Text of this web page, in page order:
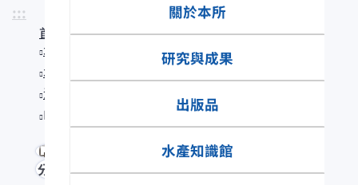
關於本所
研究與成果
出版品
水產知識館
:::
首頁
水產知識館
水產數位典藏
沿近海標本數位典藏
Polydactylus plebeius
分享